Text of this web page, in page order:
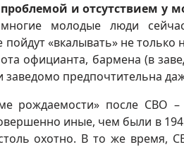
и отсутствием у
многие молодые люди
пойдут «вкалывать» не
официанта, бармена (в
заведомо предпочтительна
рождаемости» после СВО
иные, чем были в
охотно. В то же время,